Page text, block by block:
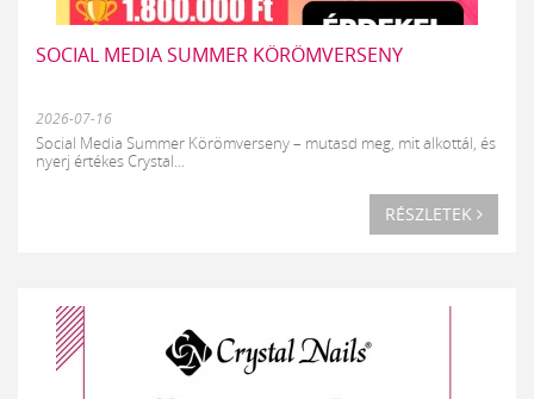
SOCIAL MEDIA SUMMER KÖRÖMVERSENY
2026-07-16
Social Media Summer Körömverseny – mutasd meg, mit alkottál, és
nyerj értékes Crystal...
RÉSZLETEK